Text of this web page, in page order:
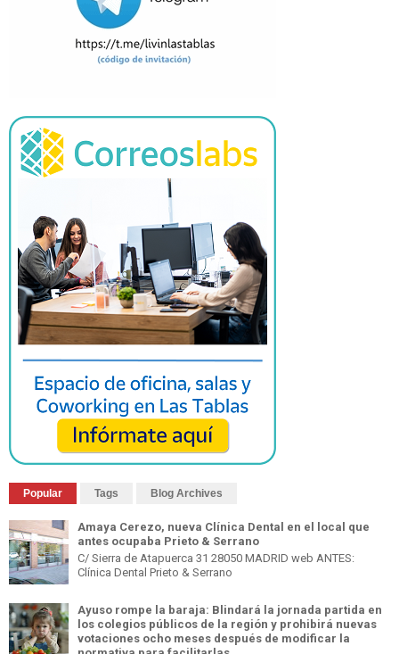
Popular Tags Blog Archives
Amaya Cerezo, nueva Clínica Dental en el local que
antes ocupaba Prieto & Serrano
C/ Sierra de Atapuerca 31 28050 MADRID web ANTES:
Clínica Dental Prieto & Serrano
Ayuso rompe la baraja: Blindará la jornada partida en
los colegios públicos de la región y prohibirá nuevas
votaciones ocho meses después de modificar la